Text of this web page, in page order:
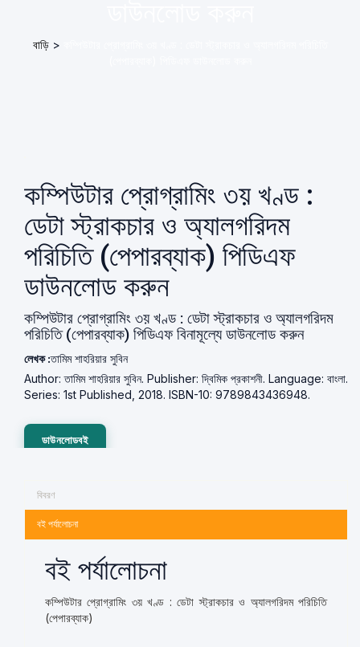
বাড়ি>
কম্পিউটার প্রোগ্রামিং ৩য় খণ্ড :
ডেটা স্ট্রাকচার ও অ্যালগরিদম
পরিচিতি (পেপারব্যাক) পিডিএফ
ডাউনলোড করুন
কম্পিউটার প্রোগ্রামিং ৩য় খণ্ড : ডেটা স্ট্রাকচার ও অ্যালগরিদম
পরিচিতি (পেপারব্যাক) পিডিএফ বিনামূল্যে ডাউনলোড করুন
লেখক :তামিম শাহরিয়ার সুবিন
Author: তামিম শাহরিয়ার সুবিন. Publisher: দ্বিমিক প্রকাশনী. Language: বাংলা.
Series: 1st Published, 2018. ISBN-10: 9789843436948.
ডাউনলোডবই
বিবরণ
বই পর্যালোচনা
বই পর্যালোচনা
কম্পিউটার প্রোগ্রামিং ৩য় খণ্ড : ডেটা স্ট্রাকচার ও অ্যালগরিদম পরিচিতি
(পেপারব্যাক)